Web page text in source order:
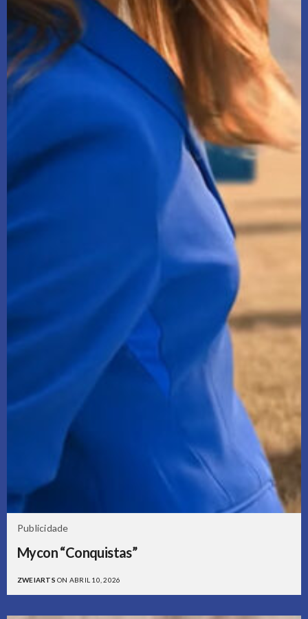
Publicidade
Mycon “Conquistas”
ZWEIARTS ON ABRIL 10, 2026